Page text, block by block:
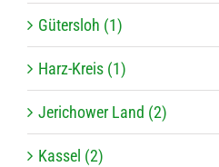
Gütersloh (1)
Harz-Kreis (1)
Jerichower Land (2)
Kassel (2)